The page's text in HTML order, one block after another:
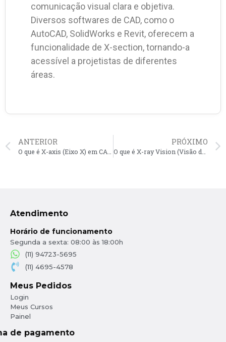
comunicação visual clara e objetiva.
Diversos softwares de CAD, como o
AutoCAD, SolidWorks e Revit, oferecem a
funcionalidade de X-section, tornando-a
acessível a projetistas de diferentes
áreas.
ANTERIOR PRÓXIMO
Atendimento
Horário de funcionamento
Segunda a sexta: 08:00 às 18:00h
(11) 94723-5695
(11) 4695-4578
Meus Pedidos
Login
Meus Cursos
Painel
de pagamento